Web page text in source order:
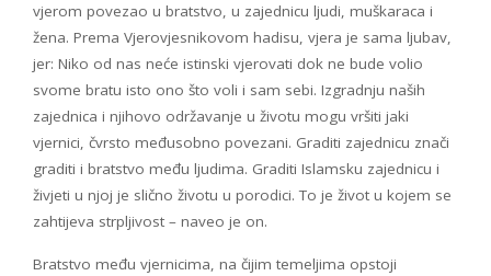
vjerom povezao u bratstvo, u zajednicu ljudi, muškaraca i
žena. Prema Vjerovjesnikovom hadisu, vjera je sama ljubav,
jer: Niko od nas neće istinski vjerovati dok ne bude volio
svome bratu isto ono što voli i sam sebi. Izgradnju naših
zajednica i njihovo održavanje u životu mogu vršiti jaki
vjernici, čvrsto međusobno povezani. Graditi zajednicu znači
graditi i bratstvo među ljudima. Graditi Islamsku zajednicu i
živjeti u njoj je slično životu u porodici. To je život u kojem se
zahtijeva strpljivost – naveo je on.
Bratstvo među vjernicima, na čijim temeljima opstoji